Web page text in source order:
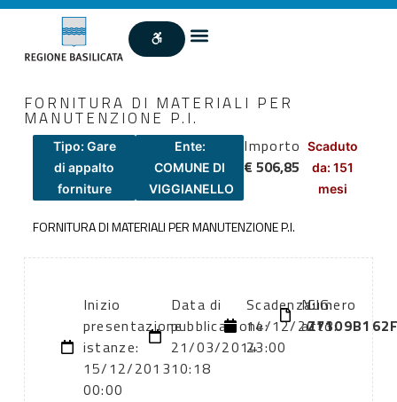
FORNITURA DI MATERIALI PER
MANUTENZIONE P.I.
Tipo: Gare
di appalto
forniture
Ente:
COMUNE DI
VIGGIANELLO
Importo
€ 506,85
Scaduto
da: 151
mesi
FORNITURA DI MATERIALI PER MANUTENZIONE P.I.
Inizio
presentazione
istanze:
15/12/2013
00:00
Data di
pubblicazione:
21/03/2014
10:18
Scadenza:
14/12/2013
23:00
Numero
atto:
CIG: